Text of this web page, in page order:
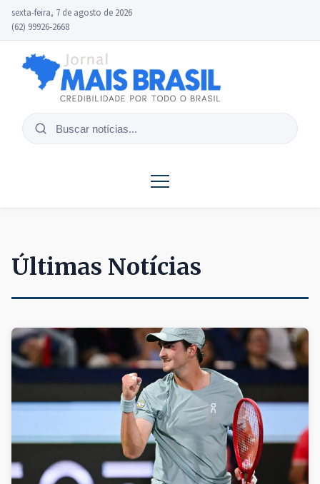
sexta-feira, 7 de agosto de 2026
(62) 99926-2668
Buscar
Últimas Notícias